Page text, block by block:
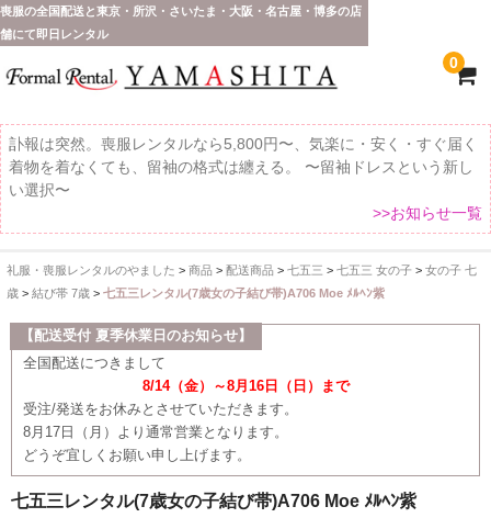
喪服の全国配送と東京・所沢・さいたま・大阪・名古屋・博多の店
舗にて即日レンタル
0
訃報は突然。喪服レンタルなら5,800円〜、気楽に・安く・すぐ届く
着物を着なくても、留袖の格式は纏える。 〜留袖ドレスという新し
い選択〜
>>お知らせ一覧
ホーム
全 国 配 送
受取り場所が選べます
東京即日バイク便
配送・お支払い方法
ご注文の流れ
礼服・喪服レンタルのやました > 商品> 配送商品> 七五三 > 七五三 女の子 > 女の子 七
歳> 結び帯 7歳> 七五三レンタル(7歳女の子結び帯)A706 Moe ﾒﾙﾍﾝ紫
【配送受付 夏季休業日のお知らせ】
全国配送につきまして
8/14（金）～8月16日（日）まで
受注/発送をお休みとさせていただきます。
8月17日（月）より通常営業となります。
どうぞ宜しくお願い申し上げます。
七五三レンタル(7歳女の子結び帯)A706 Moe ﾒﾙﾍﾝ紫